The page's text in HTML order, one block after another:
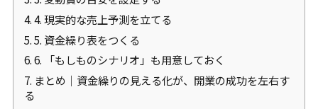
4.4. 現実的な売上予測を立てる
5.5. 資金繰り表をつくる
6.6. 「もしものシナリオ」も用意しておく
7. まとめ｜資金繰りの見える化が、開業の成功を左右す
る